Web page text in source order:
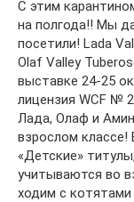
С этим
на полгода!! Мы
посетили! Lada
Olaf Valley
выставке 24-25
лицензия WCF №
Лада, Олаф и
взрослом классе!
«Детские»
учитываются во
ходим с